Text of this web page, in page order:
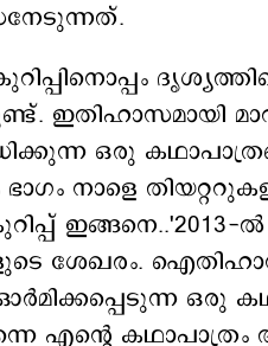
ഇതിഹാസമായി
ഒരു
ഭാഗം നാളെ
ഇങ്ങനെ..'2013-
ശേഖരം.
ഒരു
എന്റെ കഥാപാത്രം